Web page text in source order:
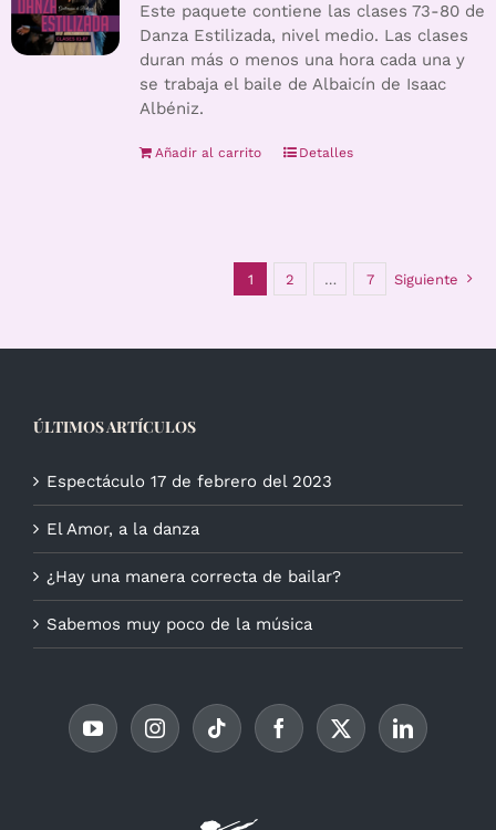
Este paquete contiene las clases 73-80 de
Danza Estilizada, nivel medio. Las clases
duran más o menos una hora cada una y
se trabaja el baile de Albaicín de Isaac
Albéniz.
Añadir al carrito Detalles
1 2 … 7 Siguiente
ÚLTIMOS ARTÍCULOS
Espectáculo 17 de febrero del 2023
El Amor, a la danza
¿Hay una manera correcta de bailar?
Sabemos muy poco de la música